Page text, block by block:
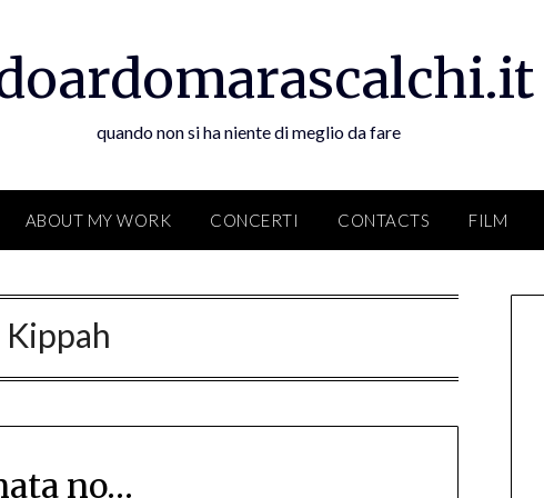
quando non si ha niente di meglio da fare
ABOUT MY WORK CONCERTI CONTACTS FILM
Kippah
no…